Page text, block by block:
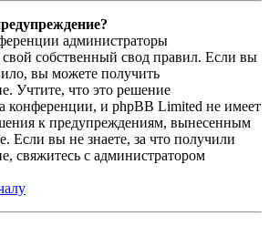
администраторы
собственный свод правил. Если вы
вы можете получить
Учтите, что это решение
конференции, и phpBB Limited не имеет
к предупреждениям, вынесенным
Если вы не знаете, за что получили
свяжитесь с администратором